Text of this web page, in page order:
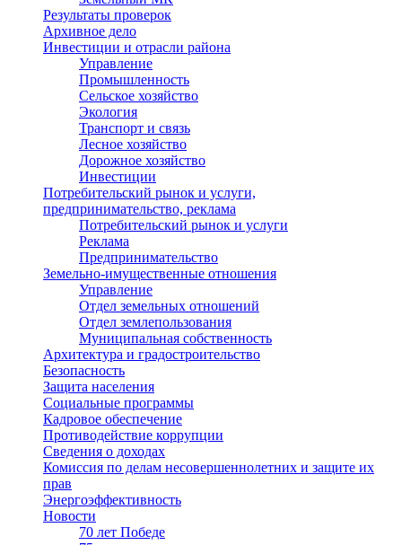
Результаты проверок
Архивное дело
Инвестиции и отрасли района
Управление
Промышленность
Сельское хозяйство
Экология
Транспорт и связь
Лесное хозяйство
Дорожное хозяйство
Инвестиции
Потребительский рынок и услуги,
предпринимательство, реклама
Потребительский рынок и услуги
Реклама
Предпринимательство
Земельно-имущественные отношения
Управление
Отдел земельных отношений
Отдел землепользования
Муниципальная собственность
Архитектура и градостроительство
Безопасность
Защита населения
Социальные программы
Кадровое обеспечение
Противодействие коррупции
Сведения о доходах
Комиссия по делам несовершеннолетних и защите их
прав
Энергоэффективность
Новости
70 лет Победе